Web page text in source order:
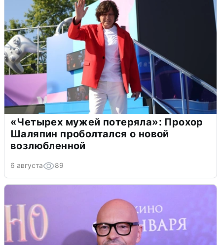
«Четырех мужей потеряла»: Прохор
Шаляпин проболтался о новой
возлюбленной
6 августа 89